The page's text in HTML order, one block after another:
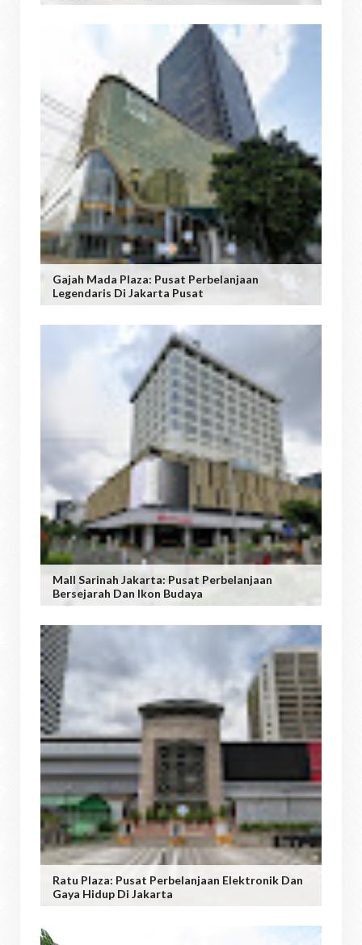
Gajah Mada Plaza: Pusat Perbelanjaan
Legendaris Di Jakarta Pusat
Mall Sarinah Jakarta: Pusat Perbelanjaan
Bersejarah Dan Ikon Budaya
Ratu Plaza: Pusat Perbelanjaan Elektronik Dan
Gaya Hidup Di Jakarta